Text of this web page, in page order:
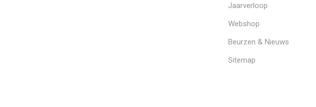
Jaarverloop
Webshop
Beurzen & Nieuws
Sitemap